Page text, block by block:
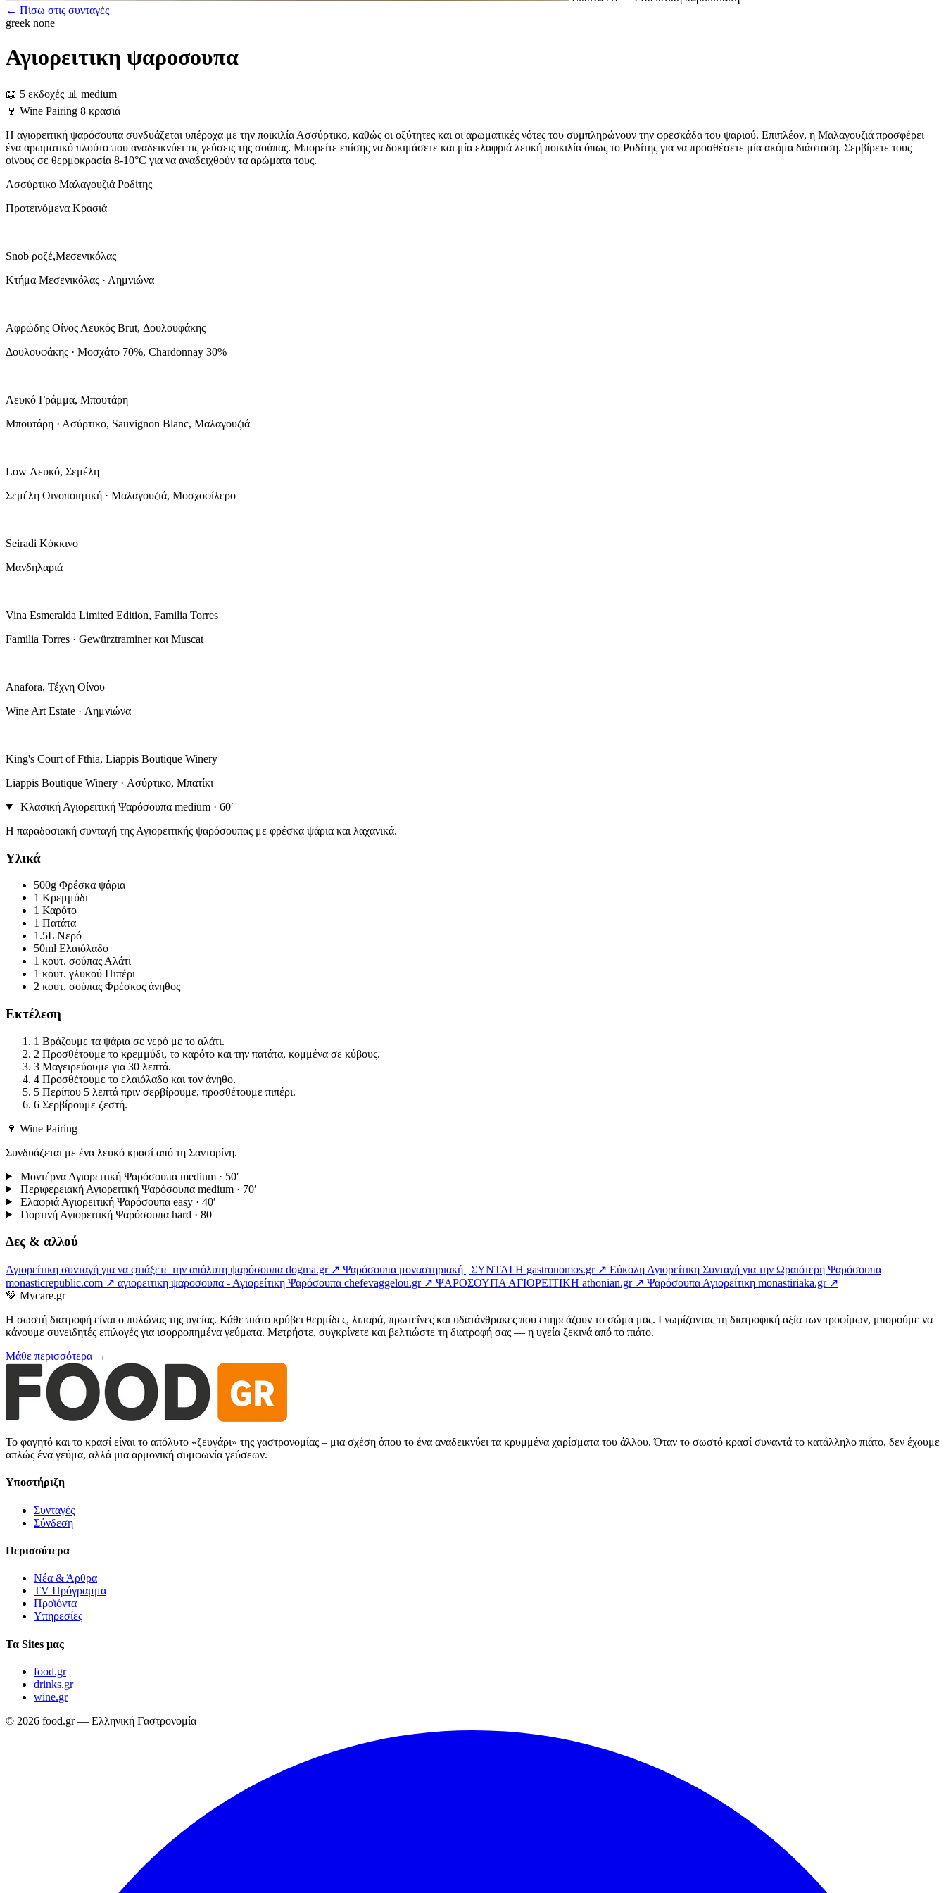
← Πίσω στις συνταγές
greek none
Αγιορειτικη ψαροσουπα
📖 5 εκδοχές 📊 medium
🍷 Wine Pairing 8 κρασιά
Η αγιορειτική ψαρόσουπα συνδυάζεται υπέροχα με την ποικιλία Ασσύρτικο, καθώς οι οξύτητες και οι αρωματικές νότες του συμπληρώνουν την φρεσκάδα του ψαριού. Επιπλέον, η Μαλαγουζιά προσφέρει
ένα αρωματικό πλούτο που αναδεικνύει τις γεύσεις της σούπας. Μπορείτε επίσης να δοκιμάσετε και μία ελαφριά λευκή ποικιλία όπως το Ροδίτης για να προσθέσετε μία ακόμα διάσταση. Σερβίρετε τους
οίνους σε θερμοκρασία 8-10°C για να αναδειχθούν τα αρώματα τους.
Ασσύρτικο Μαλαγουζιά Ροδίτης
Προτεινόμενα Κρασιά
Snob ροζέ,Μεσενικόλας
Κτήμα Μεσενικόλας · Λημνιώνα
Αφρώδης Οίνος Λευκός Brut, Δουλουφάκης
Δουλουφάκης · Μοσχάτο 70%, Chardonnay 30%
Λευκό Γράμμα, Μπουτάρη
Μπουτάρη · Ασύρτικο, Sauvignon Blanc, Μαλαγουζιά
Low Λευκό, Σεμέλη
Σεμέλη Οινοποιητική · Μαλαγουζιά, Μοσχοφίλερο
Seiradi Κόκκινο
Μανδηλαριά
Vina Esmeralda Limited Edition, Familia Torres
Familia Torres · Gewürztraminer και Muscat
Anafora, Τέχνη Οίνου
Wine Art Estate · Λημνιώνα
King's Court of Fthia, Liappis Boutique Winery
Liappis Boutique Winery · Ασύρτικο, Μπατίκι
Κλασική Αγιορειτική Ψαρόσουπα medium · 60′
Η παραδοσιακή συνταγή της Αγιορειτικής ψαρόσουπας με φρέσκα ψάρια και λαχανικά.
Υλικά
500g Φρέσκα ψάρια
1 Κρεμμύδι
1 Καρότο
1 Πατάτα
1.5L Νερό
50ml Ελαιόλαδο
1 κουτ. σούπας Αλάτι
1 κουτ. γλυκού Πιπέρι
2 κουτ. σούπας Φρέσκος άνηθος
Εκτέλεση
1 Βράζουμε τα ψάρια σε νερό με το αλάτι.
2 Προσθέτουμε το κρεμμύδι, το καρότο και την πατάτα, κομμένα σε κύβους.
3 Μαγειρεύουμε για 30 λεπτά.
4 Προσθέτουμε το ελαιόλαδο και τον άνηθο.
5 Περίπου 5 λεπτά πριν σερβίρουμε, προσθέτουμε πιπέρι.
6 Σερβίρουμε ζεστή.
🍷 Wine Pairing
Συνδυάζεται με ένα λευκό κρασί από τη Σαντορίνη.
Μοντέρνα Αγιορειτική Ψαρόσουπα medium · 50′
Περιφερειακή Αγιορειτική Ψαρόσουπα medium · 70′
Ελαφριά Αγιορειτική Ψαρόσουπα easy · 40′
Γιορτινή Αγιορειτική Ψαρόσουπα hard · 80′
Δες & αλλού
Αγιορείτικη συνταγή για να φτιάξετε την απόλυτη ψαρόσουπα dogma.gr ↗ Ψαρόσουπα μοναστηριακή | ΣΥΝΤΑΓΗ gastronomos.gr ↗ Εύκολη Αγιορείτικη Συνταγή για την Ωραιότερη Ψαρόσουπα
monasticrepublic.com ↗ αγιορειτικη ψαροσουπα - Αγιορείτικη Ψαρόσουπα chefevaggelou.gr ↗ ΨΑΡΟΣΟΥΠΑ ΑΓΙΟΡΕΙΤΙΚΗ athonian.gr ↗ Ψαρόσουπα Αγιορείτικη monastiriaka.gr ↗
💚 Mycare.gr
Η σωστή διατροφή είναι ο πυλώνας της υγείας. Κάθε πιάτο κρύβει θερμίδες, λιπαρά, πρωτεΐνες και υδατάνθρακες που επηρεάζουν το σώμα μας. Γνωρίζοντας τη διατροφική αξία των τροφίμων, μπορούμε να
κάνουμε συνειδητές επιλογές για ισορροπημένα γεύματα. Μετρήστε, συγκρίνετε και βελτιώστε τη διατροφή σας — η υγεία ξεκινά από το πιάτο.
Μάθε περισσότερα →
Το φαγητό και το κρασί είναι το απόλυτο «ζευγάρι» της γαστρονομίας – μια σχέση όπου το ένα αναδεικνύει τα κρυμμένα χαρίσματα του άλλου. Όταν το σωστό κρασί συναντά το κατάλληλο πιάτο, δεν έχουμε
απλώς ένα γεύμα, αλλά μια αρμονική συμφωνία γεύσεων.
Υποστήριξη
Συνταγές
Σύνδεση
Περισσότερα
Νέα & Άρθρα
TV Πρόγραμμα
Προϊόντα
Υπηρεσίες
Τα Sites μας
food.gr
drinks.gr
wine.gr
© 2026 food.gr — Ελληνική Γαστρονομία